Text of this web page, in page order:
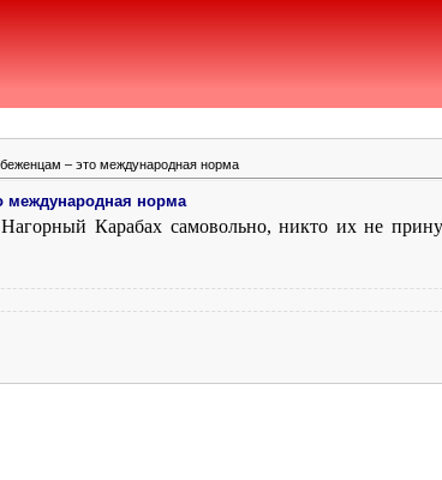
– это международная норма
международная норма
Карабах самовольно, никто их не